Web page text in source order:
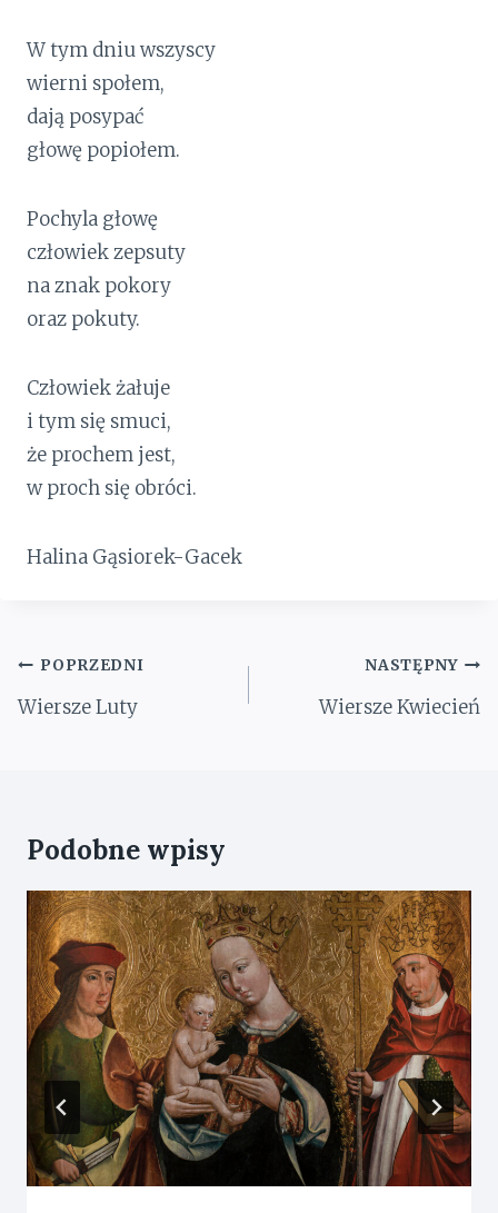
W tym dniu wszyscy
wierni społem,
dają posypać
głowę popiołem.
Pochyla głowę
człowiek zepsuty
na znak pokory
oraz pokuty.
Człowiek żałuje
i tym się smuci,
że prochem jest,
w proch się obróci.
Halina Gąsiorek-Gacek
Nawigacja
POPRZEDNI
Wiersze Luty
NASTĘPNY
Wiersze Kwiecień
Podobne wpisy